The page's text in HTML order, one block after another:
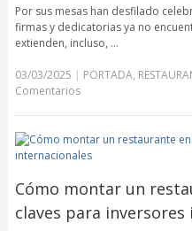
Por sus mesas han desfilado
firmas y dedicatorias ya no
extienden, incluso, …
03/03/2025 | PORTADA,
Comentarios
Cómo montar un
claves para